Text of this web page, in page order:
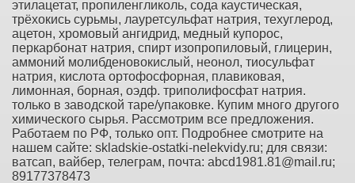
этилацетат, пропиленгликоль, сода каустическая,
трёхокись сурьмы, лауретсульфат натрия, техуглерод,
ацетон, хромовый ангидрид, медный купорос,
перкарбонат натрия, спирт изопропиловый, глицерин,
аммоний молибденовокислый, неонол, тиосульфат
натрия, кислота ортофосфорная, плавиковая,
лимонная, борная, оэдф. триполифосфат натрия.
только в заводской таре/упаковке. Купим много другого
химического сырья. Рассмотрим все предложения.
Работаем по РФ, только опт. Подробнее смотрите на
нашем сайте: skladskie-ostatki-nelekvidy.ru; для связи:
ватсап, вайбер, телеграм, почта: abcd1981.81@mail.ru;
89177378473